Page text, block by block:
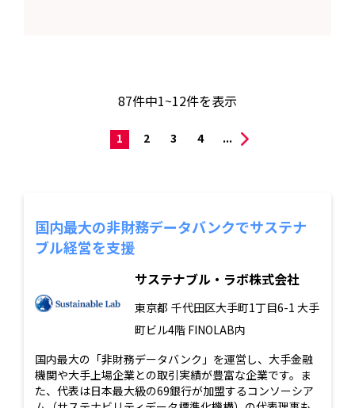
87件中1~12件を表示
1 2 3 4 ...
国内最大の非財務データバンクでサステナ
ブル経営を支援
サステナブル・ラボ株式会社
東京都 千代田区大手町1丁目6-1 大手
町ビル4階 FINOLAB内
国内最大の「非財務データバンク」を運営し、大手金融
機関や大手上場企業との取引実績が豊富な企業です。ま
た、代表は日本最大級の69銀行が加盟するコンソーシア